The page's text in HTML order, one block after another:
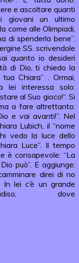
e ascoltare quanti
giovani un ultimo
come alle Olimpiadi,
di spenderla bene”.
SS. scrivendole
quanto io desideri
di Dio, ti chiedo la
Chiara” . Ormai,
lei interessa solo:
al Suo gioco!“. Si
a fare altrettanto:
e vai avanti!”. Nel
Lubich, il “nome
vedo la luce dello
Luce”. Il tempo
è consapevole: “La
può”. E aggiunge:
direi di no
lei c’è un grande
dove